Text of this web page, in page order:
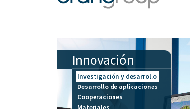
Innovación
Investigación y desarrollo
Desarrollo de aplicaciones
Cooperaciones
Materiales